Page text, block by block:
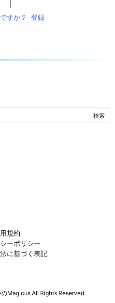
すか？ 登録
規約
ーポリシー
に基づく表記
のMagicusAll Rights Reserved.